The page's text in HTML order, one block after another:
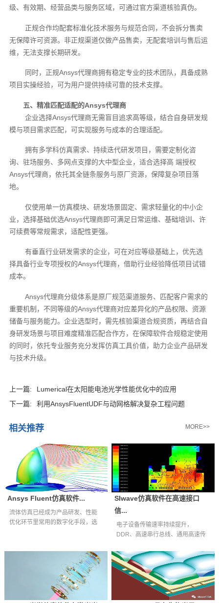
级、有效期、经营品类与服务区域，可通过官方渠道核验真伪。
正规合作均配套标准化技术服务与规范合同，不会拆分售卖
无保障许可资源。非正规渠道仅做产品售卖，无配套培训与售后运
维，无法支撑长期研发。
同时，正规Ansys代理商拥有稳定专业的技术团队，具备成熟
项目实操经验，可为用户提供持续可靠的技术支撑。
五、精准匹配适配的Ansys代理商
企业选择Ansys代理商无需盲目追求高等级，结合自身研发规
模与项目需求匹配，可实现服务与成本的合理适配。
拥有多学科仿真需求、持续迭代研发项目，需要定制化咨
询、驻场服务、多网点支撑的大中型企业，适合选择高 端授权
Ansys代理商，依托其全链条服务与原厂资源，保障复杂项目落
地。
仅使用单一仿真模块、研发场景固定、需求轻量化的中小企
业，选择基础优选Ansys代理商即可满足日常运维、基础培训、许
可续费等常规需求，适配性更强。
有垂直行业研发需求的企业，可在对应等级基础上，优先选
择具备行业专项授权的Ansys代理商，借助行业经验降低项目试错
成本。
Ansys代理商分级体系是原厂规范渠道服务、匹配客户需求的
重要机制，不同等级的Ansys代理商对应差异化的产品权限、资源
储备与服务能力。企业选型时，需先核验渠道合规资质，再结合自
身研发场景与项目难度精准匹配合作方，在保障软件合规稳定使用
的同时，依托专业服务充分发挥仿真工具价值，助力企业产品研发
与技术升级。
上一篇:
Lumerical在太阳能电池光学性能优化中的应用
下一篇:
利用AnsysFluentUDF与动网格解决复杂工程问题
相关推荐 MORE>>
Ansys Fluent仿真软件...
流体仿真已经成为产品研发、性能
优化环节里常用的数字化手段，选
SIwave仿真软件在高速接口
信...
电子设备传输速率持续提升，
DDR、高速串行总线、通用高速传